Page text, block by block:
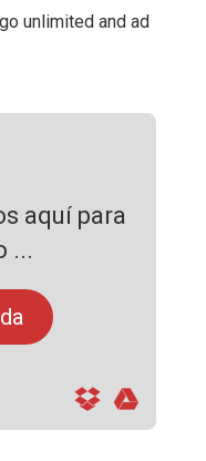
unlimited and ad
aquí para
...